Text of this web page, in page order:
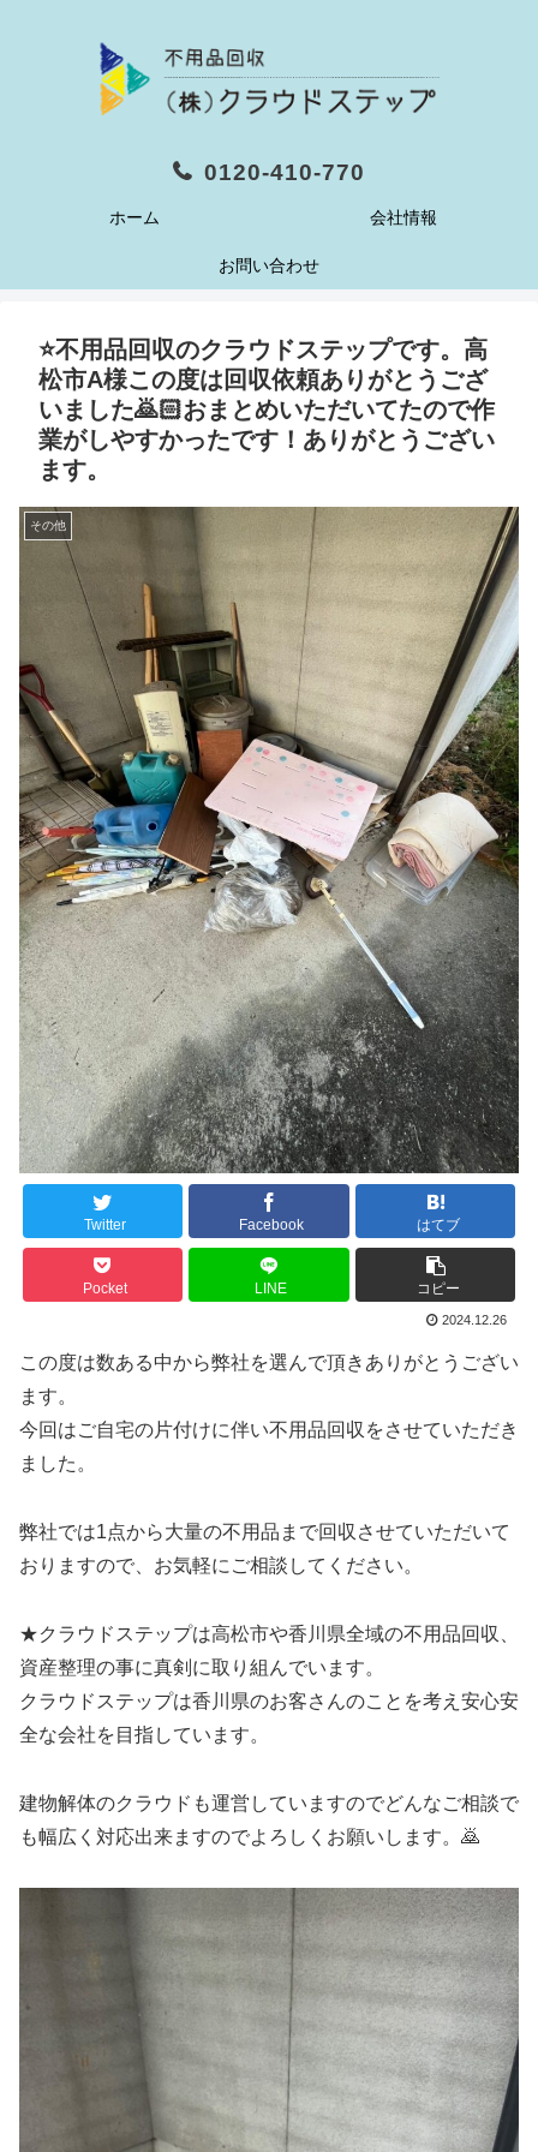
0120-410-770
ホーム 会社情報
お問い合わせ
⭐️不用品回収のクラウドステップです。高
松市A様この度は回収依頼ありがとうござ
いました🙇🏻おまとめいただいてたので作
業がしやすかったです！ありがとうござい
ます。
その他
Twitter Facebook はてブ
Pocket LINE コピー
2024.12.26
この度は数ある中から弊社を選んで頂きありがとうござい
ます。
今回はご自宅の片付けに伴い不用品回収をさせていただき
ました。
弊社では1点から大量の不用品まで回収させていただいて
おりますので、お気軽にご相談してください。
★クラウドステップは高松市や香川県全域の不用品回収、
資産整理の事に真剣に取り組んでいます。
クラウドステップは香川県のお客さんのことを考え安心安
全な会社を目指しています。
建物解体のクラウドも運営していますのでどんなご相談で
も幅広く対応出来ますのでよろしくお願いします。🙇